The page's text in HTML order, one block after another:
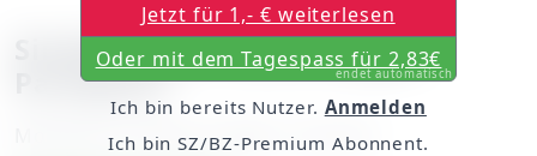
Sindelfingen: Streit wegen
Parkplatz
Montag, 05. Februar 2018, 11:57 Uhr
Jetzt für 1,- € weiterlesen
Oder mit dem Tagespass für 2,83€
endet automatisch
Ich bin bereits Nutzer. Anmelden
Ich bin SZ/BZ-Premium Abonnent.